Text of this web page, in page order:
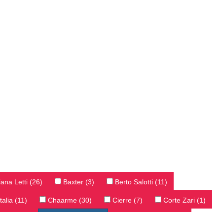
Letti (26) Baxter (3) Berto Salotti (11)
(11) Chaarme (30) Cierre (7) Corte Zari (1)